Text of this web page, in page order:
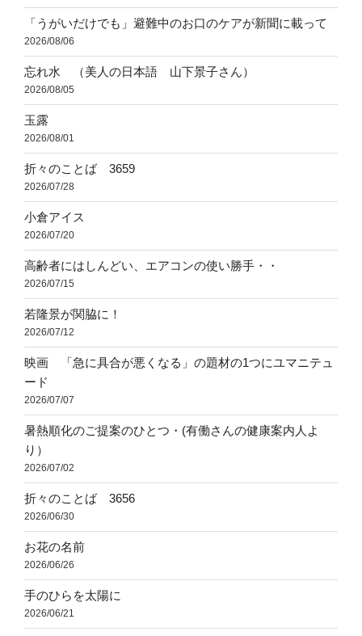
「うがいだけでも」避難中のお口のケアが新聞に載って
2026/08/06
忘れ水 （美人の日本語 山下景子さん）
2026/08/05
玉露
2026/08/01
折々のことば 3659
2026/07/28
小倉アイス
2026/07/20
高齢者にはしんどい、エアコンの使い勝手・・
2026/07/15
若隆景が関脇に！
2026/07/12
映画 「急に具合が悪くなる」の題材の1つにユマニテュ
ード
2026/07/07
暑熱順化のご提案のひとつ・(有働さんの健康案内人よ
り）
2026/07/02
折々のことば 3656
2026/06/30
お花の名前
2026/06/26
手のひらを太陽に
2026/06/21